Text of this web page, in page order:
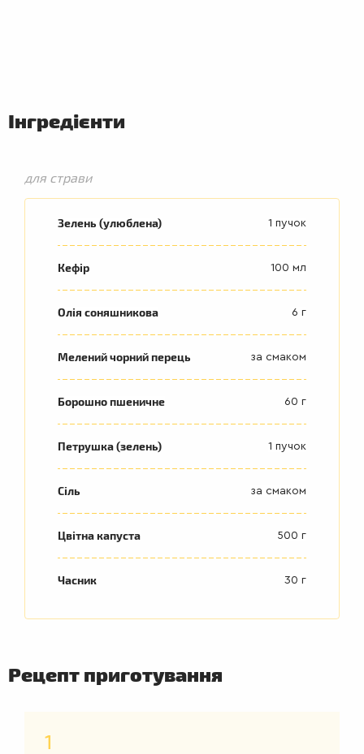
СТРАВИ
Інгредієнти
для страви
Зелень (улюблена) 1 пучок
Кефір 100 мл
Олія соняшникова 6 г
Мелений чорний перець за смаком
Борошно пшеничне 60 г
Петрушка (зелень) 1 пучок
Сіль за смаком
Цвітна капуста 500 г
Часник 30 г
Рецепт приготування
1